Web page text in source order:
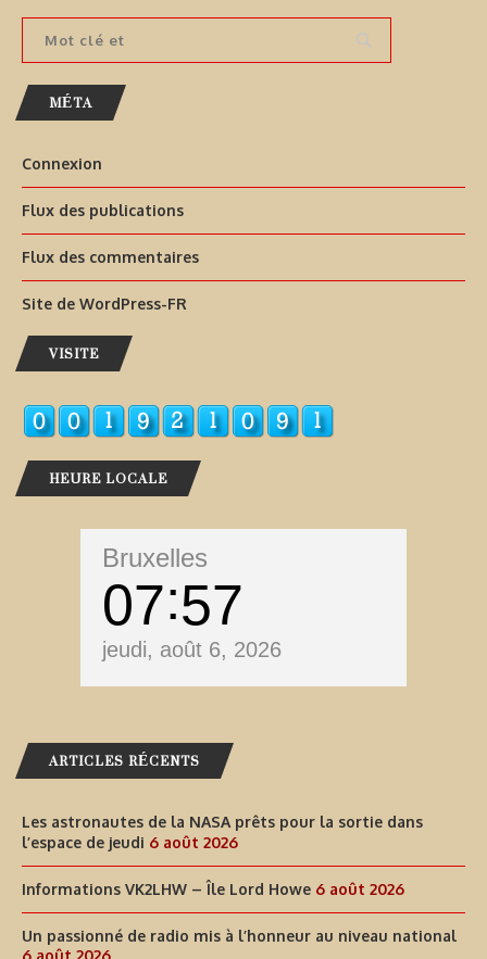
MÉTA
Connexion
Flux des publications
Flux des commentaires
Site de WordPress-FR
VISITE
HEURE LOCALE
Bruxelles
07 58
jeudi, août 6, 2026
ARTICLES RÉCENTS
Les astronautes de la NASA prêts pour la sortie dans
l’espace de jeudi 6 août 2026
Informations VK2LHW – Île Lord Howe 6 août 2026
Un passionné de radio mis à l’honneur au niveau national